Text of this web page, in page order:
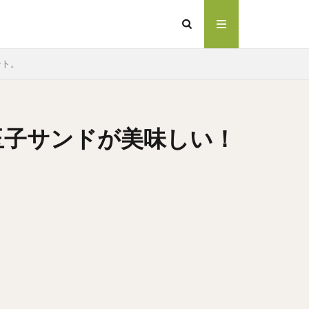
。
サンドが美味しい！